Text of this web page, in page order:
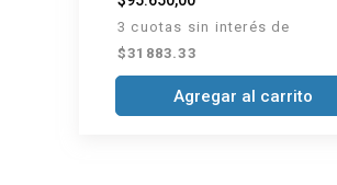
3 cuotas sin interés de
$31883.33
Agregar al carrito